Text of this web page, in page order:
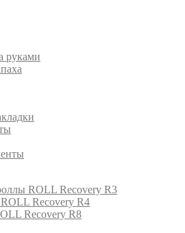
руками
ROLL Recovery R3
Recovery R4
Recovery R8